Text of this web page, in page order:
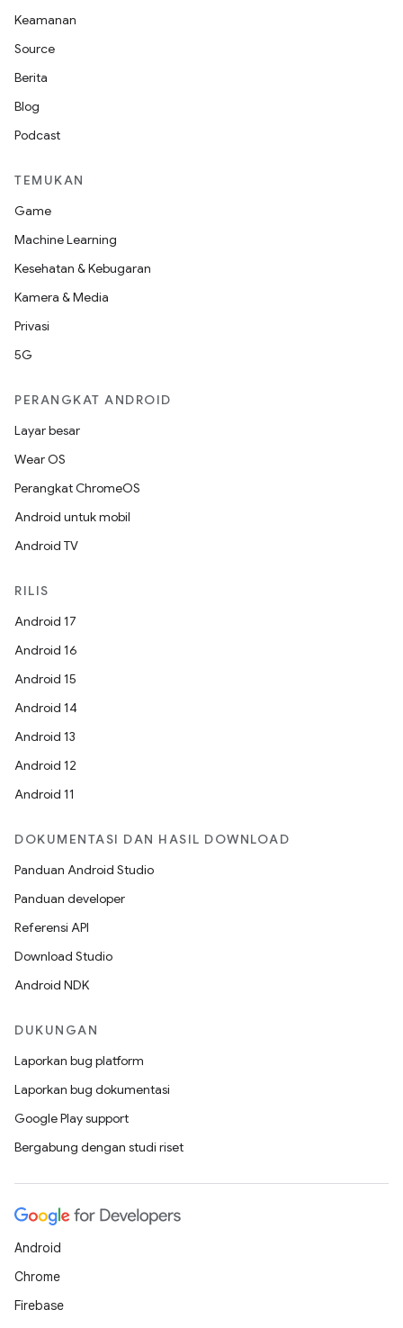
Keamanan
Source
Berita
Blog
Podcast
TEMUKAN
Game
Machine Learning
Kesehatan & Kebugaran
Kamera & Media
Privasi
5G
PERANGKAT ANDROID
Layar besar
Wear OS
Perangkat ChromeOS
Android untuk mobil
Android TV
RILIS
Android 17
Android 16
Android 15
Android 14
Android 13
Android 12
Android 11
DOKUMENTASI DAN HASIL DOWNLOAD
Panduan Android Studio
Panduan developer
Referensi API
Download Studio
Android NDK
DUKUNGAN
Laporkan bug platform
Laporkan bug dokumentasi
Google Play support
Bergabung dengan studi riset
Android
Chrome
Firebase